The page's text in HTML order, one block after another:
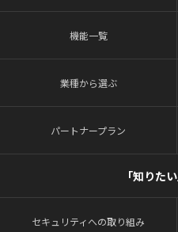
機能一覧
業種から選ぶ
パートナープラン
「知りた
セキュリティへの取り組み